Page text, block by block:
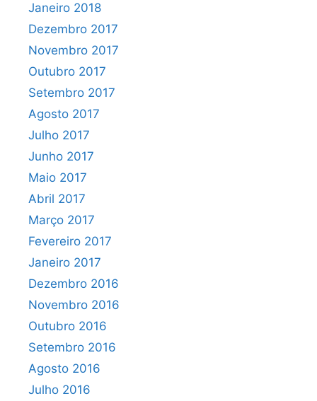
Janeiro 2018
Dezembro 2017
Novembro 2017
Outubro 2017
Setembro 2017
Agosto 2017
Julho 2017
Junho 2017
Maio 2017
Abril 2017
Março 2017
Fevereiro 2017
Janeiro 2017
Dezembro 2016
Novembro 2016
Outubro 2016
Setembro 2016
Agosto 2016
Julho 2016